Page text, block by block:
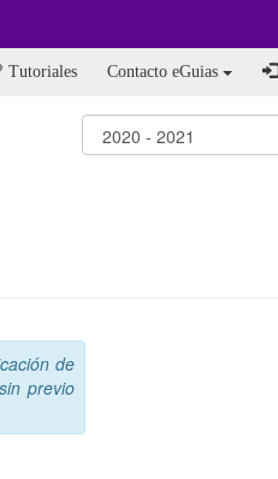
Tutoriales Contacto eGuias
de
previo